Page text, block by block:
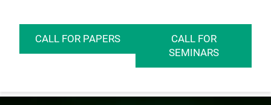
CALL FOR PAPERS
CALL FOR
SEMINARS